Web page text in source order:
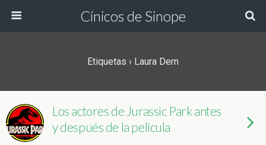
Cínicos de Sinope
Etiquetas › Laura Dern
Los actores de Jurassic Park antes
y después de la película